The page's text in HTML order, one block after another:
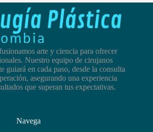
arte y ciencia para ofrecer
Nuestro equipo de cirujanos
guiará en cada paso, desde la consulta
asegurando una experiencia
que superan tus expectativas.
Navega